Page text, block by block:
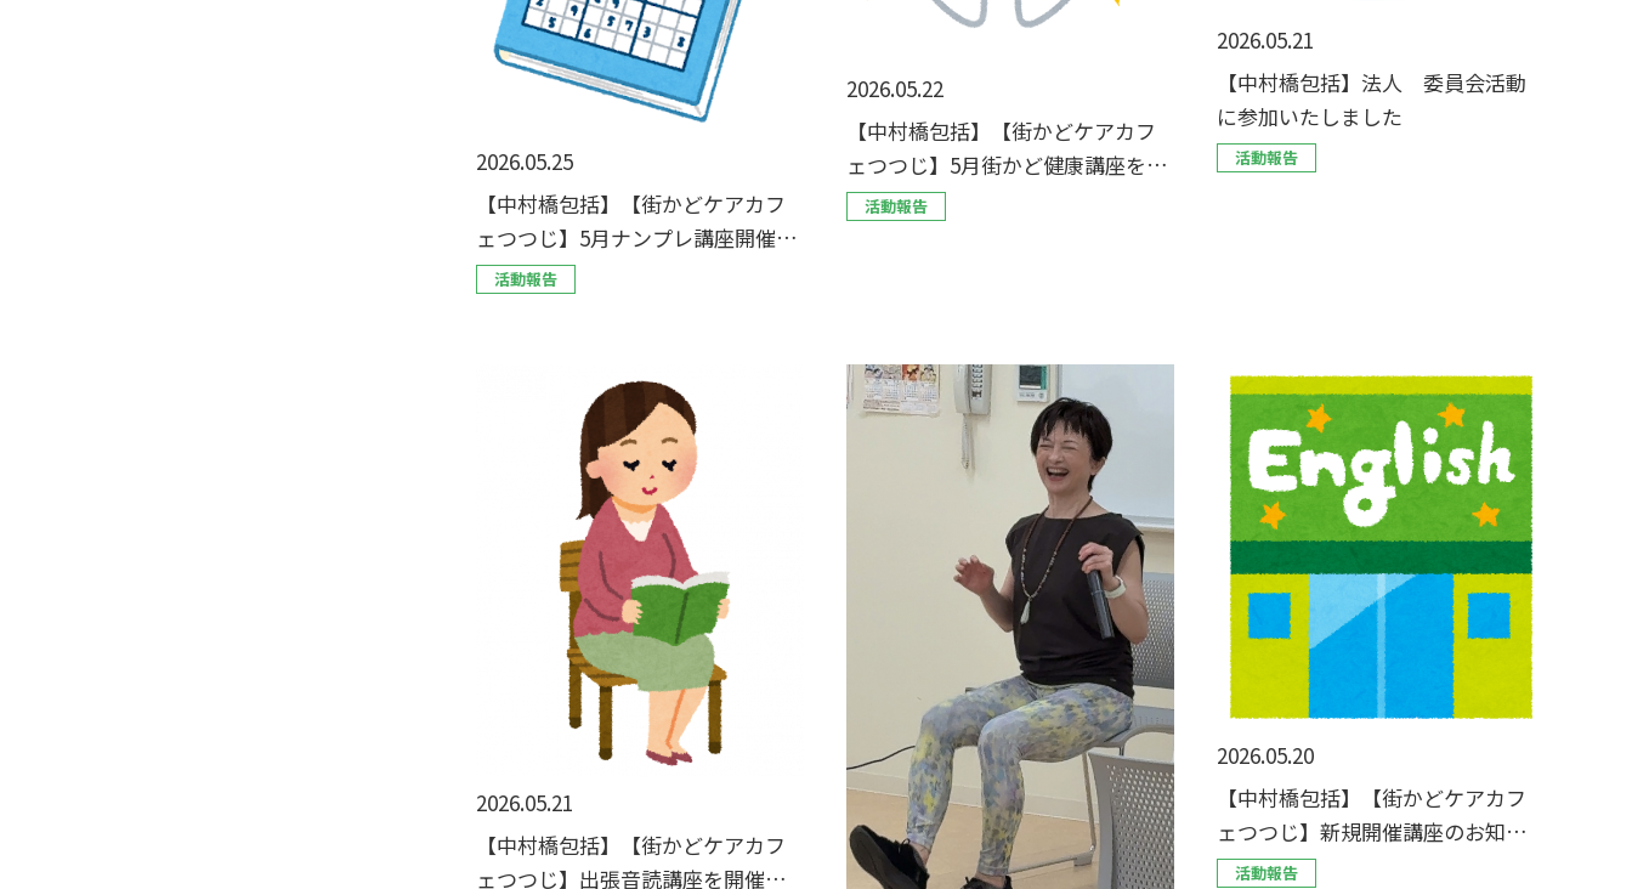
2026.05.25
【中村橋包括】【街かどケアカフ
ェつつじ】5月ナンプレ講座開催し
ました！
活動報告
2026.05.22
【中村橋包括】【街かどケアカフ
ェつつじ】5月街かど健康講座を開
催しました！
活動報告
2026.05.21
【中村橋包括】法人 委員会活動
に参加いたしました
活動報告
2026.05.21
【中村橋包括】【街かどケアカフ
ェつつじ】出張音読講座を開催し
2026.05.20
【中村橋包括】【街かどケアカフ
ェつつじ】新規開催講座のお知ら
せ活動報告